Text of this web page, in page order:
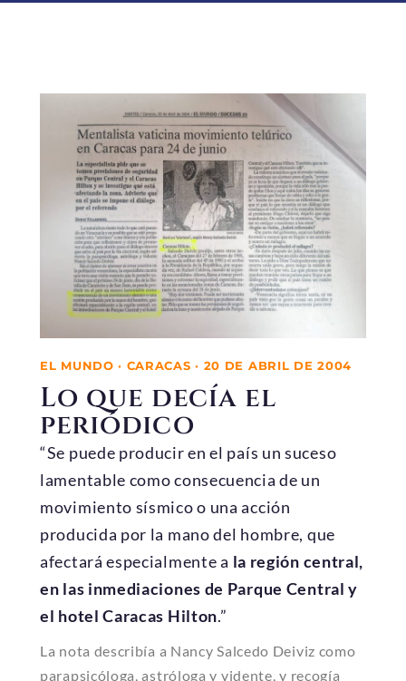
EL MUNDO · CARACAS · 20 DE ABRIL DE 2004
Lo que decía el
periódico
“Se puede producir en el país un suceso
lamentable como consecuencia de un
movimiento sísmico o una acción
producida por la mano del hombre, que
afectará especialmente a la región central,
en las inmediaciones de Parque Central y
el hotel Caracas Hilton.”
La nota describía a Nancy Salcedo Deiviz como
parapsicóloga, astróloga y vidente, y recogía